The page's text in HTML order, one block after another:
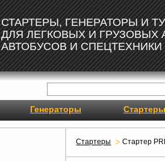
СТАРТЕРЫ, ГЕНЕРАТОРЫ И
ДЛЯ ЛЕГКОВЫХ И ГРУЗОВЫХ
АВТОБУСОВ И СПЕЦТЕХНИКИ
Генераторы Стартеры
Стартеры Стартер